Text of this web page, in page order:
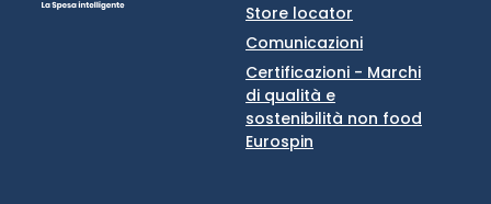
Store locator
Comunicazioni
Certificazioni - Marchi
di qualità e
sostenibilità non food
Eurospin